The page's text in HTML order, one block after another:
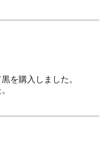
を購入しました。